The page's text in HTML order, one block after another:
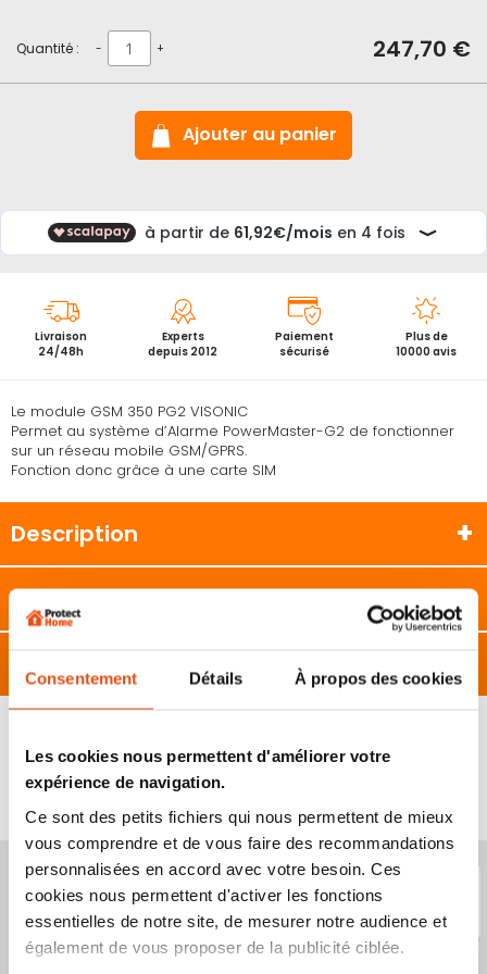
Consentement Détails À propos des cookies
Les cookies nous permettent d'améliorer votre
expérience de navigation.
Ce sont des petits fichiers qui nous permettent de mieux
vous comprendre et de vous faire des recommandations
personnalisées en accord avec votre besoin. Ces
cookies nous permettent d'activer les fonctions
essentielles de notre site, de mesurer notre audience et
également de vous proposer de la publicité ciblée.
Le module GSM 350 PG2 VISONIC
Permet au système d’Alarme PowerMaster-G2 de fonctionner
sur un réseau mobile GSM/GPRS.
Fonction donc grâce à une carte SIM
Quantité : - + 247,70 €
Ajouter au panier
Livraison
24/48h
Experts
depuis 2012
Paiement
sécurisé
Plus de
10000 avis
Description
Caractéristiques
VOUS POURRIEZ ÉGALEMENT ÊTRE INTÉRESSÉ
PAR...